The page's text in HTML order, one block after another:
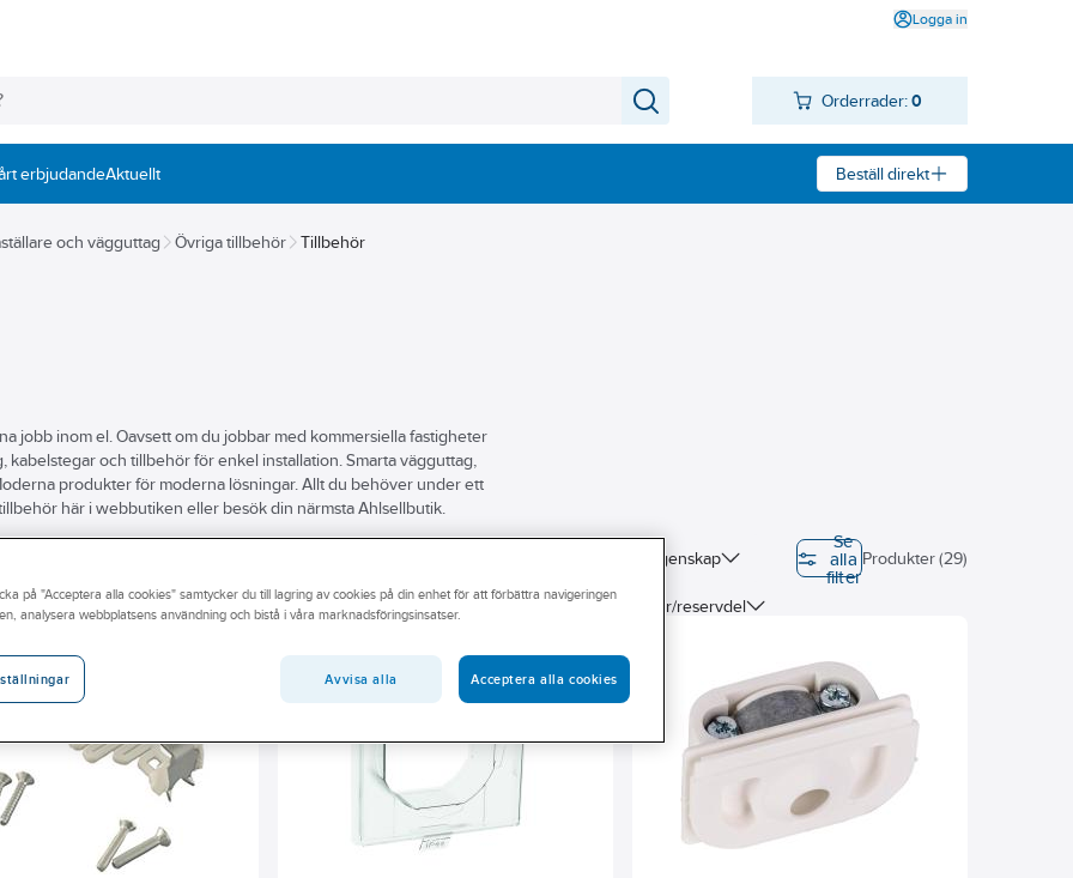
Logga in
Orderrader: 0
erbjudandeAktuellt Beställ direkt
och vägguttag Övriga tillbehör Tillbehör
jobb inom el. Oavsett om du jobbar med kommersiella fastigheter
och tillbehör för enkel installation. Smarta vägguttag,
produkter för moderna lösningar. Allt du behöver under ett
här i webbutiken eller besök din närmsta Ahlsellbutik.
Egenskap
Material RAL-nummer (liknande) Typ av tillbehör/reservdel
Lämplig för utanpåliggande kapsling för inbyggnadsapparat Halogenfri
Se
alla
filter
Produkter (29)
på "Acceptera alla cookies" samtycker du till lagring av cookies på din enhet för att förbättra navigeringen
analysera webbplatsens användning och bistå i våra marknadsföringsinsatser.
Avvisa alla Acceptera alla cookies